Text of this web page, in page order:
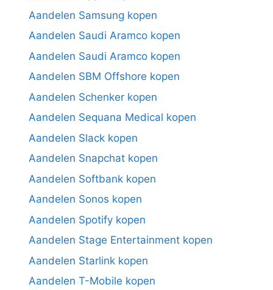
Aandelen Samsung kopen
Aandelen Saudi Aramco kopen
Aandelen Saudi Aramco kopen
Aandelen SBM Offshore kopen
Aandelen Schenker kopen
Aandelen Sequana Medical kopen
Aandelen Slack kopen
Aandelen Snapchat kopen
Aandelen Softbank kopen
Aandelen Sonos kopen
Aandelen Spotify kopen
Aandelen Stage Entertainment kopen
Aandelen Starlink kopen
Aandelen T-Mobile kopen